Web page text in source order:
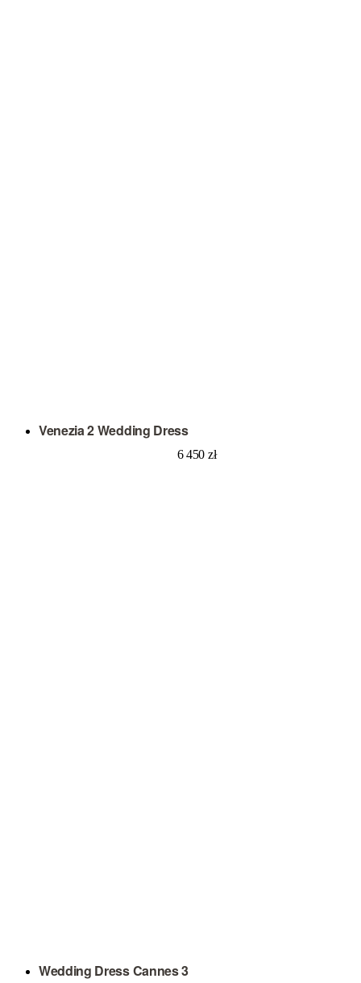
Venezia 2 Wedding Dress
6 450 zł
Wedding Dress Cannes 3